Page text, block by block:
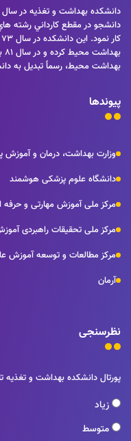
دانشجو در مقطع كارداني رشته
بهداشت محيط، رسماً تبديل به
پیوندها
وزارت بهداشت، درمان و آموزش
دانشگاه علوم پزشکی هوشمند
مرکز ملی آموزش مهارتی و حرفه
مرکز ملی تحقیقات راهبردی
مرکز مطالعات و توسعه آموزش
آرمان
نظرسنجی
پورتال دانشکده بهداشت و تغذیه
زیاد
متوسط